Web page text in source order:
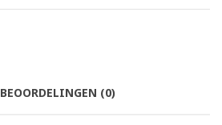
BEOORDELINGEN (0)